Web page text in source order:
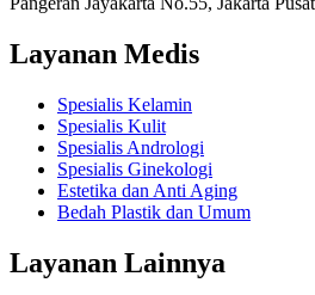
Layanan Medis
Spesialis Kelamin
Spesialis Kulit
Spesialis Andrologi
Spesialis Ginekologi
Estetika dan Anti Aging
Bedah Plastik dan Umum
Layanan Lainnya